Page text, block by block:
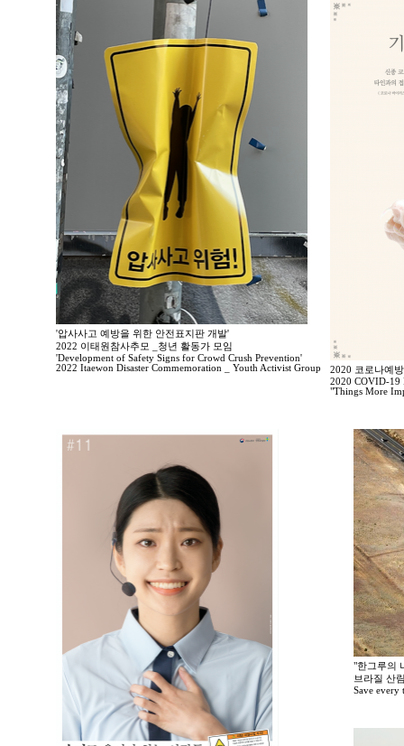
'압사사고 예방을 위한 안전표지판 개발'
2022 이태원참사추모 _청년 활동가 모임
'Development of Safety Signs for Crowd Crush Prevention'
2022 Itaewon Disaster Commemoration _ Youth Activist Group
2020 코로나예
2020 COVID-19
"Things More
"한그루의
브라질 산
Save every